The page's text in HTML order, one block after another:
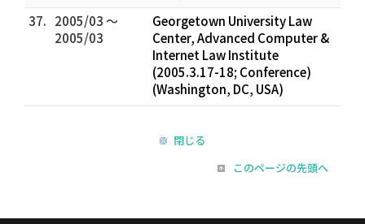
37. 2005/03 ～
2005/03
Georgetown University Law
Center, Advanced Computer &
Internet Law Institute
(2005.3.17-18; Conference)
(Washington, DC, USA)
閉じる
このページの先頭へ